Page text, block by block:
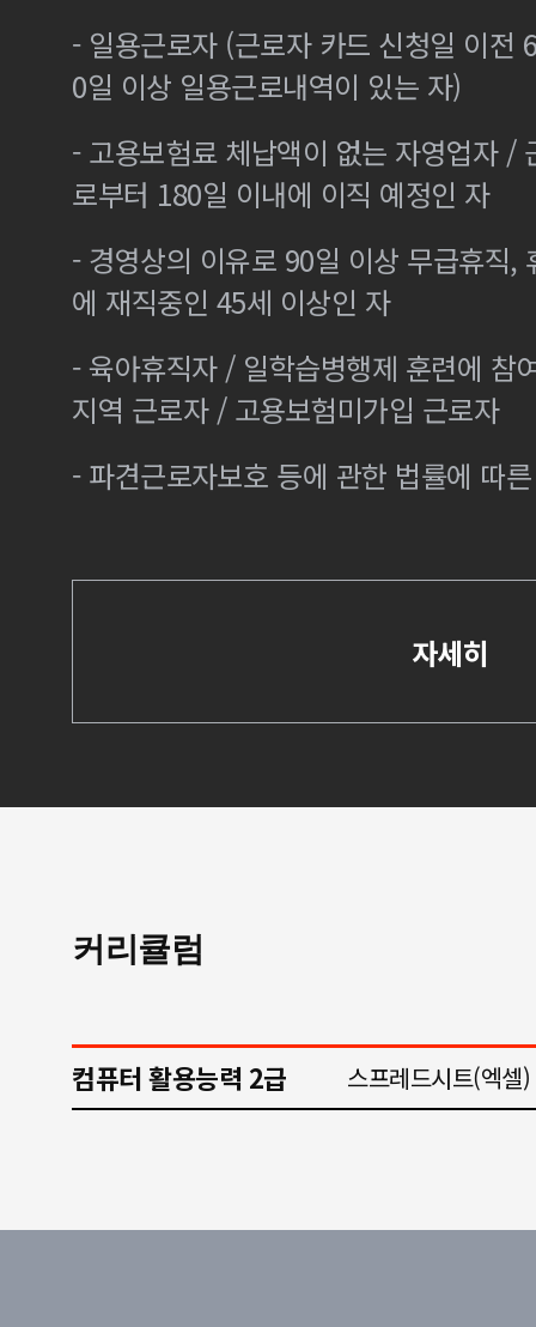
- 일용근로자 (근로자 카드 신청일 이전
0일 이상 일용근로내역이 있는 자)
- 고용보험료 체납액이 없는 자영업자 /
로부터 180일 이내에 이직 예정인 자
- 경영상의 이유로 90일 이상 무급휴직,
에 재직중인 45세 이상인 자
- 육아휴직자 / 일학습병행제 훈련에 참
지역 근로자 / 고용보험미가입 근로자
- 파견근로자보호 등에 관한 법률에 따
자세히
커리큘럼
컴퓨터 활용능력 2급 스프레드시트(엑셀)